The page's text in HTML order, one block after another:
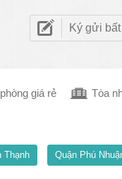
Ký gửi
giá rẻ Tòa
Thạnh Quận Phú